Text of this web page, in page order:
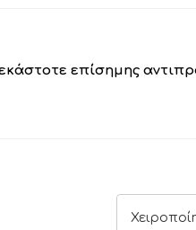
επίσημης